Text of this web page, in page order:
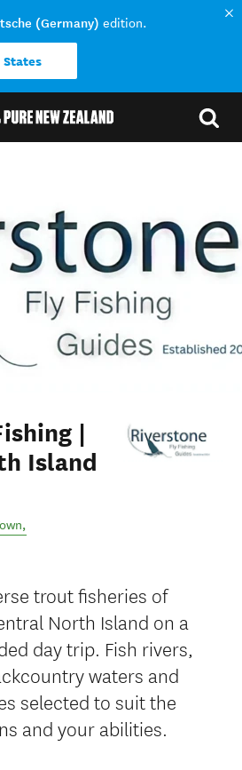
(Germany) edition.
|
Island
,
trout fisheries of
North Island on a
day trip. Fish rivers,
waters and
selected to suit the
and your abilities.